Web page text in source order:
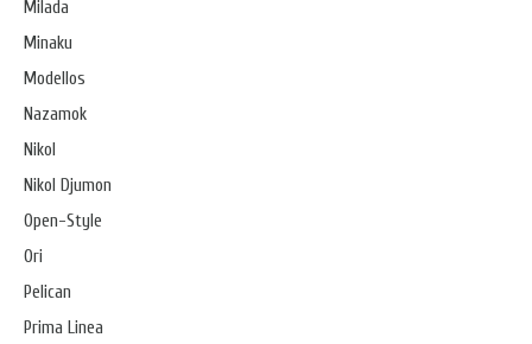
Milada
Minaku
Modellos
Nazamok
Nikol
Nikol Djumon
Open-Style
Ori
Pelican
Prima Linea